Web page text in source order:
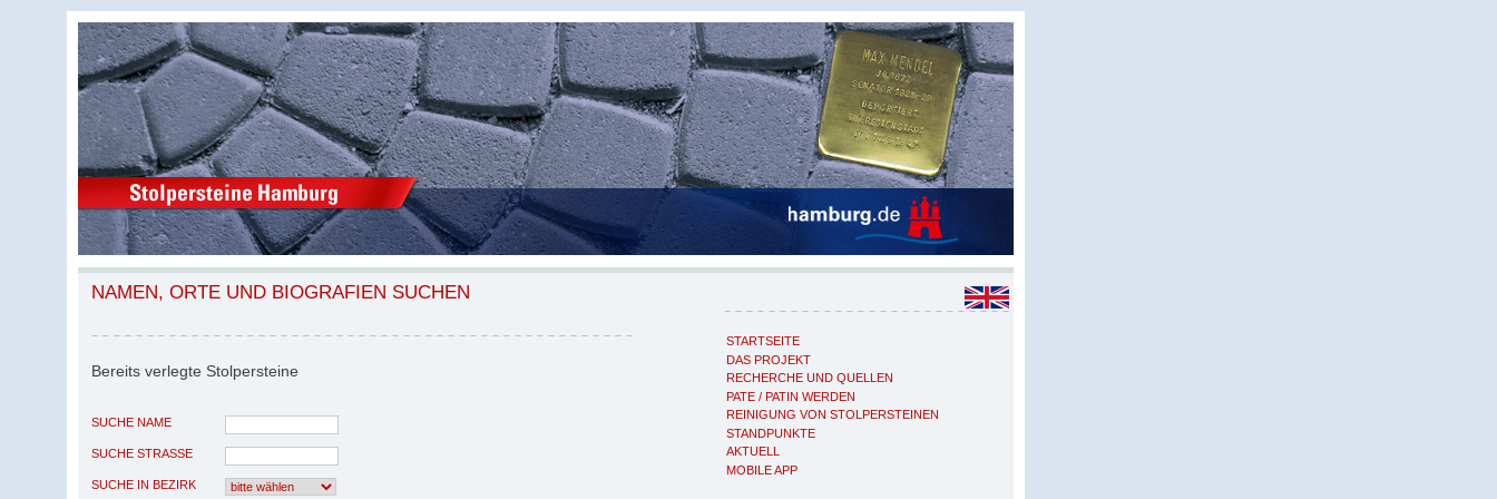
STARTSEITE
DAS PROJEKT
RECHERCHE UND QUELLEN
PATE / PATIN WERDEN
REINIGUNG VON STOLPERSTEINEN
STANDPUNKTE
AKTUELL
MOBILE APP
NAMEN, ORTE UND BIOGRAFIEN SUCHEN
Bereits verlegte Stolpersteine
SUCHE NAME
SUCHE STRASSE
SUCHE IN BEZIRK